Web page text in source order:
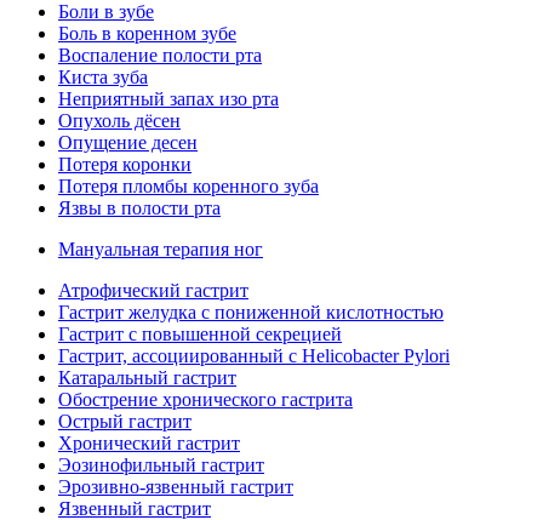
Боли в зубе
Боль в коренном зубе
Воспаление полости рта
Киста зуба
Неприятный запах изо рта
Опухоль дёсен
Опущение десен
Потеря коронки
Потеря пломбы коренного зуба
Язвы в полости рта
Мануальная терапия ног
Атрофический гастрит
Гастрит желудка с пониженной кислотностью
Гастрит с повышенной секрецией
Гастрит, ассоциированный с Helicobacter Pylori
Катаральный гастрит
Обострение хронического гастрита
Острый гастрит
Хронический гастрит
Эозинофильный гастрит
Эрозивно-язвенный гастрит
Язвенный гастрит